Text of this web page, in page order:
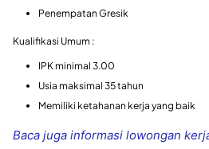
Penempatan Gresik
Kualifikasi Umum :
IPK minimal 3.00
Usia maksimal 35 tahun
Memiliki ketahanan kerja yang baik
Baca juga informasi lowongan